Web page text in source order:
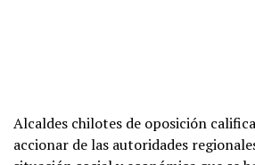
Alcaldes chilotes de oposición
accionar de las autoridades